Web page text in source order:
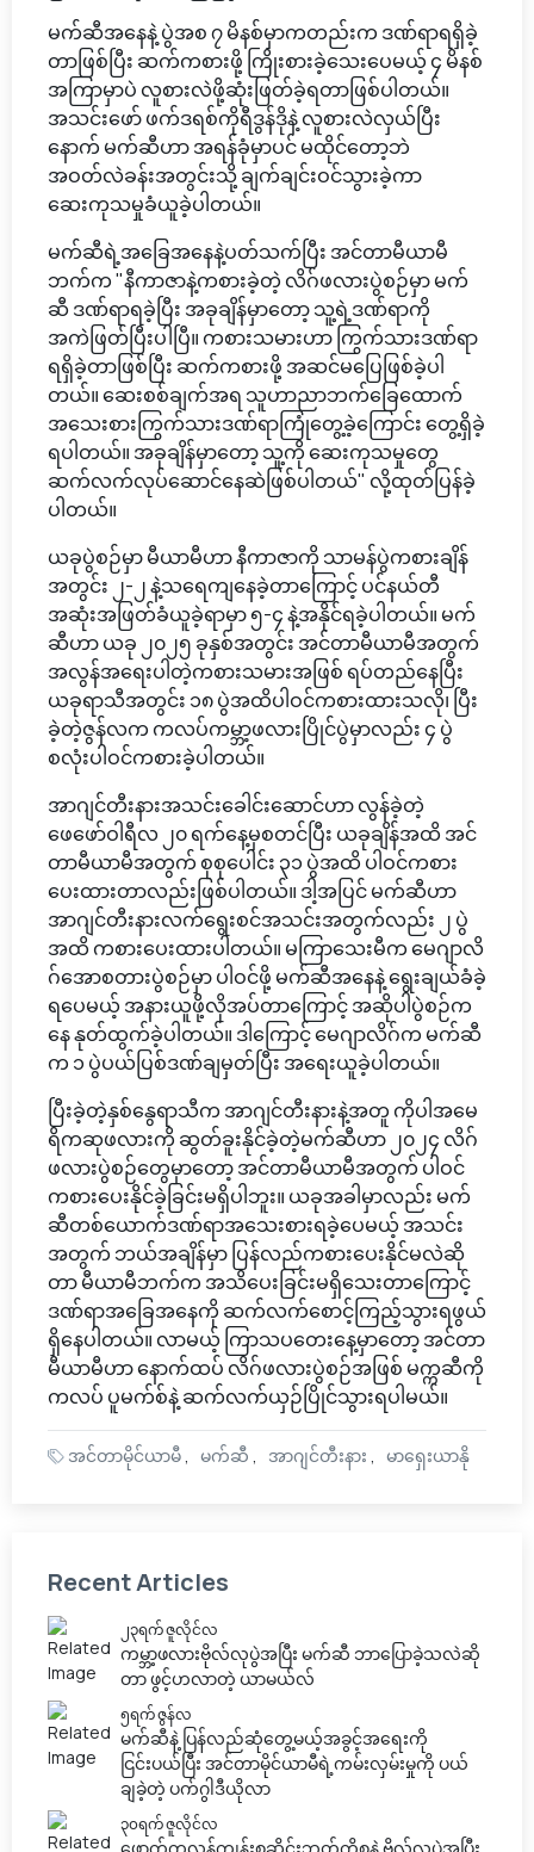
မက်ဆီအနေနဲ့ ပွဲအစ ၇ မိနစ်မှာကတည်းက ဒဏ်ရာရရှိခဲ့
တာဖြစ်ပြီး ဆက်ကစားဖို့ ကြိုးစားခဲ့သေးပေမယ့် ၄ မိနစ်
အကြာမှာပဲ လူစားလဲဖို့ဆုံးဖြတ်ခဲ့ရတာဖြစ်ပါတယ်။
အသင်းဖော် ဖက်ဒရစ်ကိုရီဒွန်ဒိုနဲ့ လူစားလဲလှယ်ပြီး
နောက် မက်ဆီဟာ အရန်ခုံမှာပင် မထိုင်တော့ဘဲ
အဝတ်လဲခန်းအတွင်းသို့ ချက်ချင်းဝင်သွားခဲ့ကာ
ဆေးကုသမှုခံယူခဲ့ပါတယ်။
မက်ဆီရဲ့အခြေအနေနဲ့ပတ်သက်ပြီး အင်တာမီယာမီ
ဘက်က "နီကာဇာနဲ့ကစားခဲ့တဲ့ လိဂ်ဖလားပွဲစဉ်မှာ မက်
ဆီ ဒဏ်ရာရခဲ့ပြီး အခုချိန်မှာတော့ သူ့ရဲ့ဒဏ်ရာကို
အကဲဖြတ်ပြီးပါပြီ။ ကစားသမားဟာ ကြွက်သားဒဏ်ရာ
ရရှိခဲ့တာဖြစ်ပြီး ဆက်ကစားဖို့ အဆင်မပြေဖြစ်ခဲ့ပါ
တယ်။ ဆေးစစ်ချက်အရ သူဟာညာဘက်ခြေထောက်
အသေးစားကြွက်သားဒဏ်ရာကြုံတွေ့ခဲ့ကြောင်း တွေ့ရှိခဲ့
ရပါတယ်။ အခုချိန်မှာတော့ သူ့ကို ဆေးကုသမှုတွေ
ဆက်လက်လုပ်ဆောင်နေဆဲဖြစ်ပါတယ်" လို့ထုတ်ပြန်ခဲ့
ပါတယ်။
ယခုပွဲစဉ်မှာ မီယာမီဟာ နီကာဇာကို သာမန်ပွဲကစားချိန်
အတွင်း ၂-၂ နဲ့သရေကျနေခဲ့တာကြောင့် ပင်နယ်တီ
အဆုံးအဖြတ်ခံယူခဲ့ရာမှာ ၅-၄ နဲ့အနိုင်ရခဲ့ပါတယ်။ မက်
ဆီဟာ ယခု ၂၀၂၅ ခုနှစ်အတွင်း အင်တာမီယာမီအတွက်
အလွန်အရေးပါတဲ့ကစားသမားအဖြစ် ရပ်တည်နေပြီး
ယခုရာသီအတွင်း ၁၈ ပွဲအထိပါဝင်ကစားထားသလို၊ ပြီး
ခဲ့တဲ့ဇွန်လက ကလပ်ကမ္ဘာ့ဖလားပြိုင်ပွဲမှာလည်း ၄ ပွဲ
စလုံးပါဝင်ကစားခဲ့ပါတယ်။
အာဂျင်တီးနားအသင်းခေါင်းဆောင်ဟာ လွန်ခဲ့တဲ့
ဖေဖော်ဝါရီလ ၂၀ ရက်နေ့မှစတင်ပြီး ယခုချိန်အထိ အင်
တာမီယာမီအတွက် စုစုပေါင်း ၃၁ ပွဲအထိ ပါဝင်ကစား
ပေးထားတာလည်းဖြစ်ပါတယ်။ ဒါ့အပြင် မက်ဆီဟာ
အာဂျင်တီးနားလက်ရွေးစင်အသင်းအတွက်လည်း ၂ ပွဲ
အထိ ကစားပေးထားပါတယ်။ မကြာသေးမီက မေဂျာလိ
ဂ်အောစတားပွဲစဉ်မှာ ပါဝင်ဖို့ မက်ဆီအနေနဲ့ ရွေးချယ်ခံခဲ့
ရပေမယ့် အနားယူဖို့လိုအပ်တာကြောင့် အဆိုပါပွဲစဉ်က
နေ နုတ်ထွက်ခဲ့ပါတယ်။ ဒါကြောင့် မေဂျာလိဂ်က မက်ဆီ
က ၁ ပွဲပယ်ပြစ်ဒဏ်ချမှတ်ပြီး အရေးယူခဲ့ပါတယ်။
ပြီးခဲ့တဲ့နှစ်နွေရာသီက အာဂျင်တီးနားနဲ့အတူ ကိုပါအမေ
ရိကဆုဖလားကို ဆွတ်ခူးနိုင်ခဲ့တဲ့မက်ဆီဟာ ၂၀၂၄ လိဂ်
ဖလားပွဲစဉ်တွေမှာတော့ အင်တာမီယာမီအတွက် ပါဝင်
ကစားပေးနိုင်ခဲ့ခြင်းမရှိပါဘူး။ ယခုအခါမှာလည်း မက်
ဆီတစ်ယောက်ဒဏ်ရာအသေးစားရခဲ့ပေမယ့် အသင်း
အတွက် ဘယ်အချိန်မှာ ပြန်လည်ကစားပေးနိုင်မလဲဆို
တာ မီယာမီဘက်က အသိပေးခြင်းမရှိသေးတာကြောင့်
ဒဏ်ရာအခြေအနေကို ဆက်လက်စောင့်ကြည့်သွားရဖွယ်
ရှိနေပါတယ်။ လာမယ့် ကြာသပတေးနေ့မှာတော့ အင်တာ
မီယာမီဟာ နောက်ထပ် လိဂ်ဖလားပွဲစဉ်အဖြစ် မက္ကဆီကို
ကလပ် ပူမက်စ်နဲ့ ဆက်လက်ယှဉ်ပြိုင်သွားရပါမယ်။
အင်တာမိုင်ယာမီ မက်ဆီ အာဂျင်တီးနား မာရှေးယာနို
Recent Articles
၂၃ရက် ဇူလိုင်လ
ကမ္ဘာ့ဖလားဗိုလ်လုပွဲအပြီး မက်ဆီ ဘာပြောခဲ့သလဲဆို
တာ ဖွင့်ဟလာတဲ့ ယာမယ်လ်
၅ရက် ဇွန်လ
မက်ဆီနဲ့ ပြန်လည်ဆုံတွေ့မယ့်အခွင့်အရေးကို
ငြင်းပယ်ပြီး အင်တာမိုင်ယာမီရဲ့ကမ်းလှမ်းမှုကို ပယ်
ချခဲ့တဲ့ ပက်ဂွါဒီယိုလာ
၃၀ရက် ဇူလိုင်လ